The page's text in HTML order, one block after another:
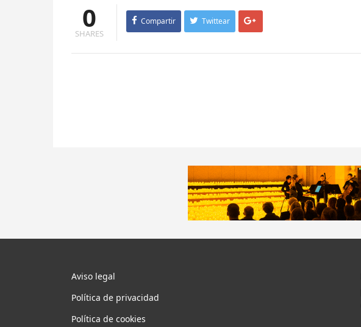
0
SHARES
Compartir Twittear
Aviso legal
Política de privacidad
Política de cookies